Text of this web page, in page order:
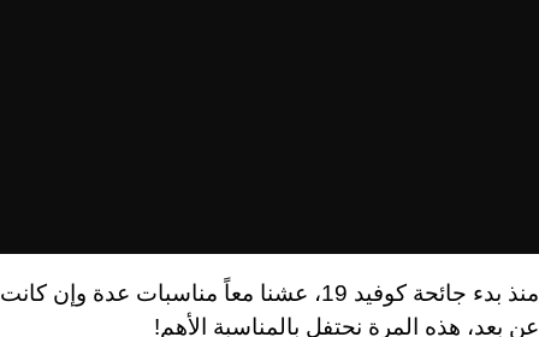
منذ بدء جائحة كوفيد 19، عشنا معاً مناسبات عدة وإن كانت
عن بعد، هذه المرة نحتفل بالمناسبة الأهم!